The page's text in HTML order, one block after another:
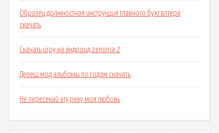
Образец должностная инструкция главного бухгалтера
скачать
Скачать игру на андроид zenonia 2
Депеш мод альбомы по годам скачать
Не пересекай эту реку моя любовь